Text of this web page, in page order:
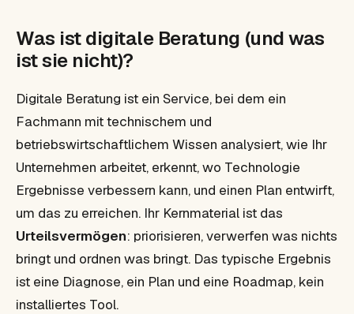
Was ist digitale Beratung (und was
ist sie nicht)?
Digitale Beratung ist ein Service, bei dem ein
Fachmann mit technischem und
betriebswirtschaftlichem Wissen analysiert, wie Ihr
Unternehmen arbeitet, erkennt, wo Technologie
Ergebnisse verbessern kann, und einen Plan entwirft,
um das zu erreichen. Ihr Kernmaterial ist das
Urteilsvermögen: priorisieren, verwerfen was nichts
bringt und ordnen was bringt. Das typische Ergebnis
ist eine Diagnose, ein Plan und eine Roadmap, kein
installiertes Tool.